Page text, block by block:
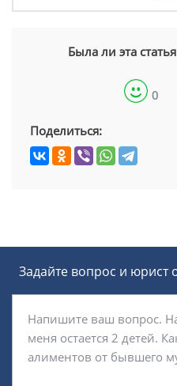
Была ли эта
0
Поделиться:
Задайте вопрос и юрист